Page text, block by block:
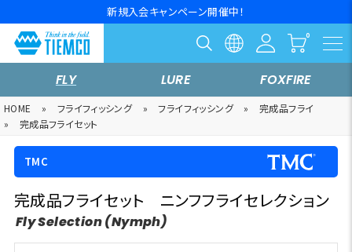
新規入会キャンペーン開催中！
FLY LURE FOXFIRE
HOME » フライフィッシング » フライフィッシング »
完成品フライ
»
完成品フライセット
TMC
完成品フライセット ニンフフライセレクション
Fly Selection (Nymph)